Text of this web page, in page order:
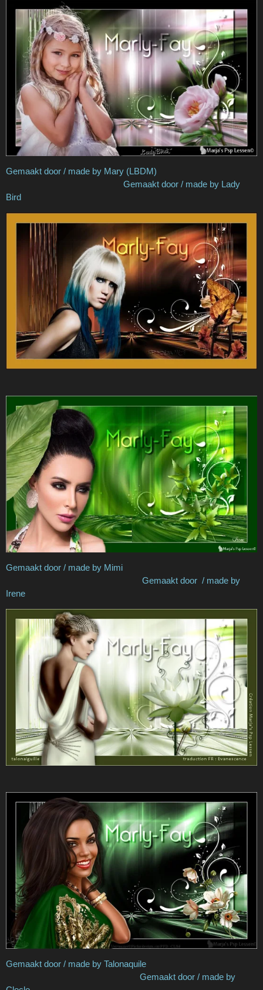
Gemaakt door / made by Mary (LBDM)
Gemaakt door / made by Lady
Bird
Gemaakt door / made by Mimi
Gemaakt door / made by
Irene
Gemaakt door / made by Talonaquile
Gemaakt door / made by